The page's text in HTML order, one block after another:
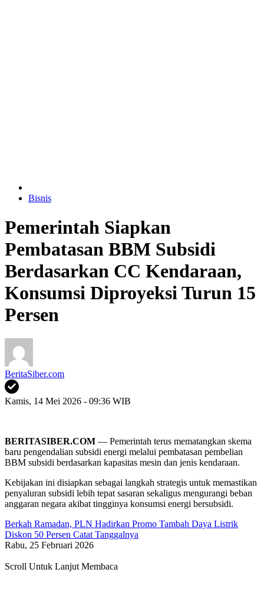
Bisnis
Pemerintah Siapkan
Pembatasan BBM Subsidi
Berdasarkan CC Kendaraan,
Konsumsi Diproyeksi Turun 15
Persen
BeritaSiber.com
Kamis, 14 Mei 2026 - 09:36 WIB
BERITASIBER.COM — Pemerintah terus mematangkan skema
baru pengendalian subsidi energi melalui pembatasan pembelian
BBM subsidi berdasarkan kapasitas mesin dan jenis kendaraan.
Kebijakan ini disiapkan sebagai langkah strategis untuk memastikan
penyaluran subsidi lebih tepat sasaran sekaligus mengurangi beban
anggaran negara akibat tingginya konsumsi energi bersubsidi.
Berkah Ramadan, PLN Hadirkan Promo Tambah Daya Listrik
Diskon 50 Persen Catat Tanggalnya
Rabu, 25 Februari 2026
Scroll Untuk Lanjut Membaca